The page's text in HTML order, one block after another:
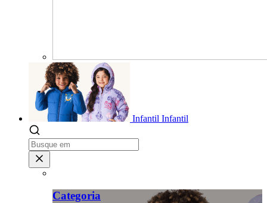
Infantil Infantil
Categoria